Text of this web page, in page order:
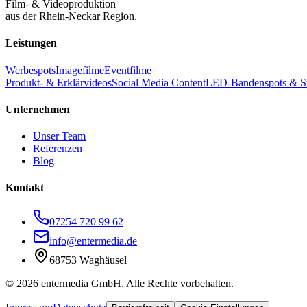
Film- & Videoproduktion
aus der Rhein-Neckar Region.
Leistungen
WerbespotsImagefilmeEventfilme
Produkt- & ErklärvideosSocial Media ContentLED-Bandenspots &
Unternehmen
Unser Team
Referenzen
Blog
Kontakt
07254 720 99 62
info@entermedia.de
68753 Waghäusel
© 2026 entermedia GmbH. Alle Rechte vorbehalten.